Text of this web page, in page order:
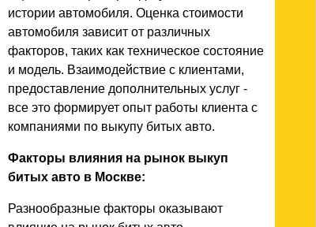
истории автомобиля. Оценка стоимости
автомобиля зависит от различных
факторов, таких как техническое состояние
и модель. Взаимодействие с клиентами,
предоставление дополнительных услуг -
все это формирует опыт работы клиента с
компаниями по выкупу битых авто.
Факторы влияния на рынок выкуп
битых авто в Москве:
Разнообразные факторы оказывают